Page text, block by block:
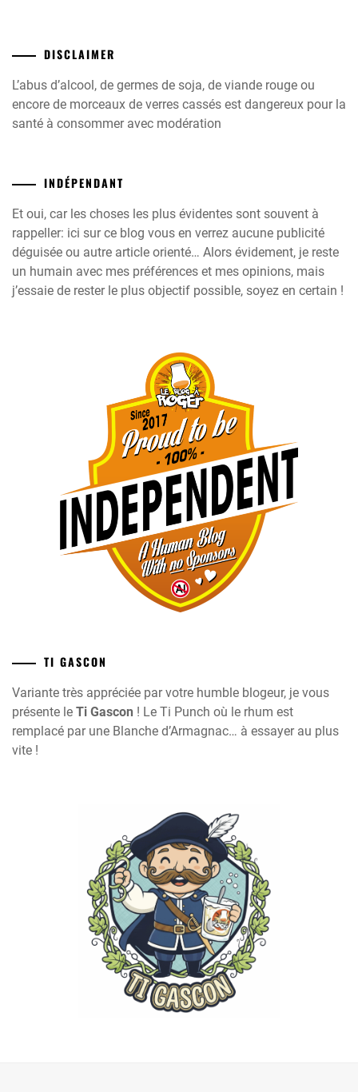
DISCLAIMER
L’abus d’alcool, de germes de soja, de viande rouge ou
encore de morceaux de verres cassés est dangereux pour la
santé à consommer avec modération
INDÉPENDANT
Et oui, car les choses les plus évidentes sont souvent à
rappeller: ici sur ce blog vous en verrez aucune publicité
déguisée ou autre article orienté… Alors évidement, je reste
un humain avec mes préférences et mes opinions, mais
j’essaie de rester le plus objectif possible, soyez en certain !
TI GASCON
Variante très appréciée par votre humble blogeur, je vous
présente le Ti Gascon ! Le Ti Punch où le rhum est
remplacé par une Blanche d’Armagnac… à essayer au plus
vite !